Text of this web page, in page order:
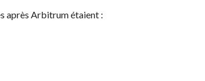
après Arbitrum étaient :